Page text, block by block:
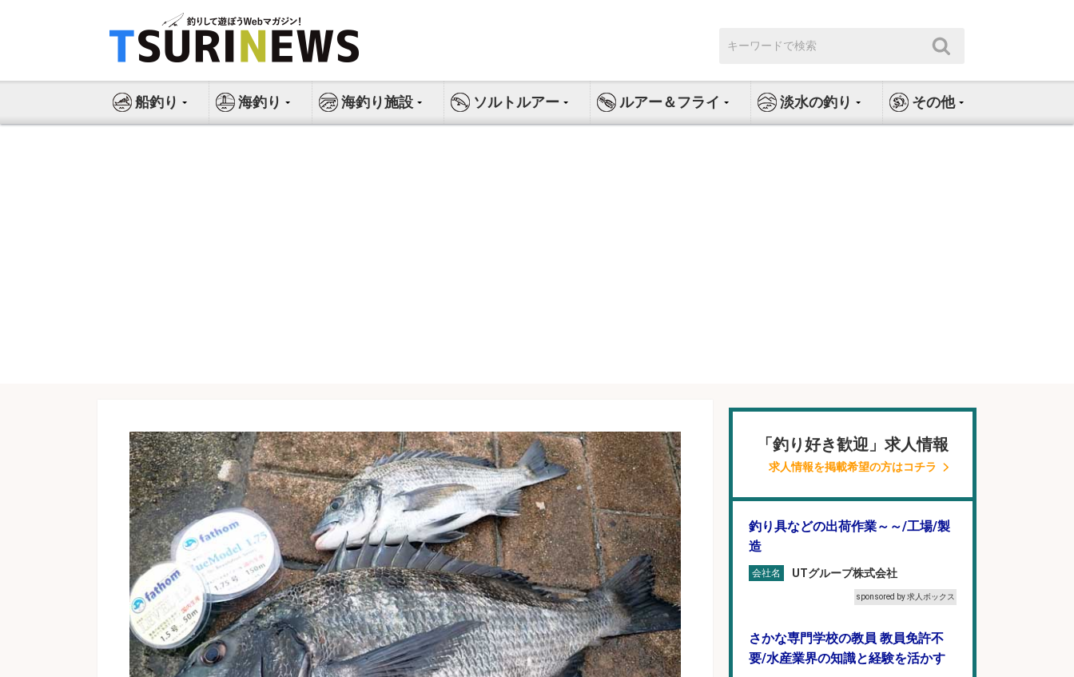
ス
索:
船釣り 海釣り 海釣り施設 ソルトルアー ルアー＆フライ 淡水の釣り その他
「釣り好き歓迎」求人情報
求人情報を掲載希望の方はコチラ
釣り具などの出荷作業～～/工場/製
造
会社名 UTグループ株式会社
sponsored by 求人ボックス
さかな専門学校の教員 教員免許不
要/水産業界の知識と経験を活かす